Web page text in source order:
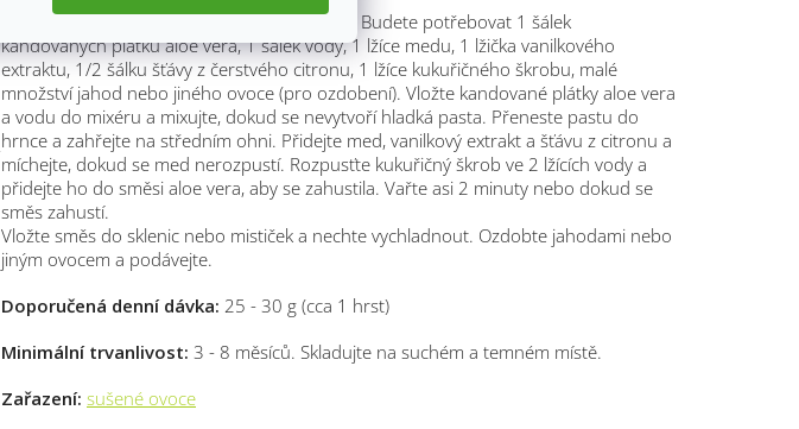
Vyzkoušejte kandovaný aloe vera dezert
. Budete potřebovat 1 šálek
kandovaných plátků aloe vera, 1 šálek vody, 1 lžíce medu, 1 lžička vanilkového
extraktu, 1/2 šálku šťávy z čerstvého citronu, 1 lžíce kukuřičného škrobu, malé
množství jahod nebo jiného ovoce (pro ozdobení). Vložte kandované plátky aloe vera
a vodu do mixéru a mixujte, dokud se nevytvoří hladká pasta. Přeneste pastu do
hrnce a zahřejte na středním ohni. Přidejte med, vanilkový extrakt a šťávu z citronu a
míchejte, dokud se med nerozpustí. Rozpusťte kukuřičný škrob ve 2 lžících vody a
přidejte ho do směsi aloe vera, aby se zahustila. Vařte asi 2 minuty nebo dokud se
směs zahustí.
Vložte směs do sklenic nebo mističek a nechte vychladnout. Ozdobte jahodami nebo
jiným ovocem a podávejte.
Doporučená denní dávka: 25 - 30 g (cca 1 hrst)
Minimální trvanlivost: 3 - 8 měsíců. Skladujte na suchém a temném místě.
Zařazení: sušené ovoce